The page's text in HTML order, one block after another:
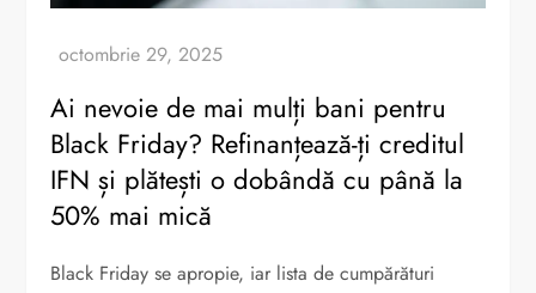
Ai nevoie de mai mulți bani pentru
Black Friday? Refinanțează-ți creditul
IFN și plătești o dobândă cu până la
50% mai mică
Black Friday se apropie, iar lista de cumpărături